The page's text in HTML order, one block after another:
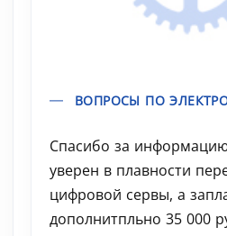
ВОПРОСЫ ПО
Спасибо за
уверен в плавности
цифровой сервы, а
дополнитпльно 35 000